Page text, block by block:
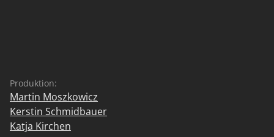
Produktion:
Martin Moszkowicz
Kerstin Schmidbauer
Katja Kirchen